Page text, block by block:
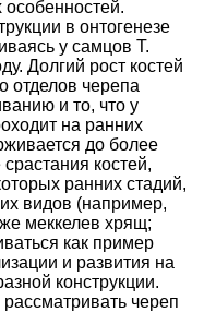
в онтогенезе
у самцов Т.
Долгий рост костей
отделов черепа
и то, что у
на ранних
до более
костей,
ранних стадий,
видов (например,
меккелев хрящ;
как пример
и развития на
конструкции.
череп